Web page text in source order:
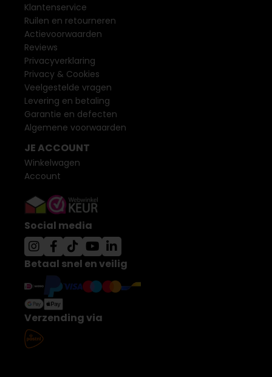
Klantenservice
Ruilen en retourneren
Actievoorwaarden
Reviews
Privacyverklaring
Privacy & Cookies
Veelgestelde vragen
Levering en betaling
Garantie en defecten
Algemene voorwaarden
JE ACCOUNT
Winkelwagen
Account
Social media
Betaal snel en veilig
Verzending via